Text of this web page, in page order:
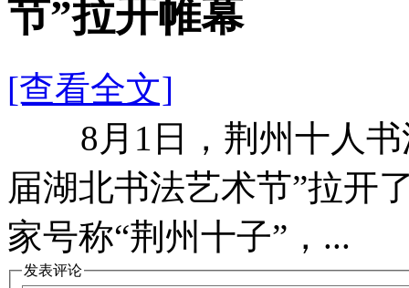
节”拉开帷幕
[查看全文]
8月1日，荆州十人书
届湖北书法艺术节”拉
家号称“荆州十子”，...
发表评论